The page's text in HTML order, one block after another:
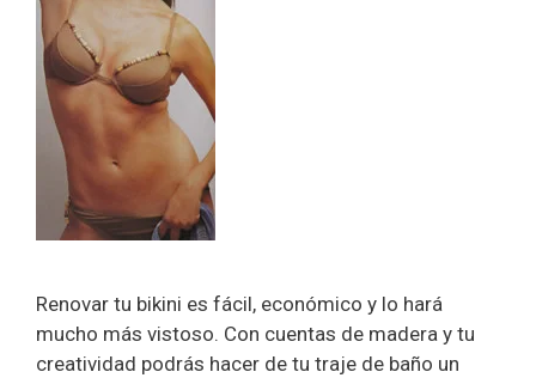
Renovar tu bikini es fácil, económico y lo hará
mucho más vistoso. Con cuentas de madera y tu
creatividad podrás hacer de tu traje de baño un